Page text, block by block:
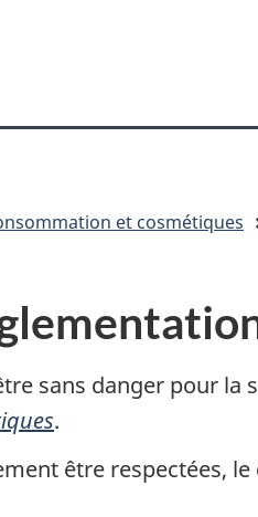
sujet
HTML
et cosmétiques
sans danger pour la
.
être respectées,